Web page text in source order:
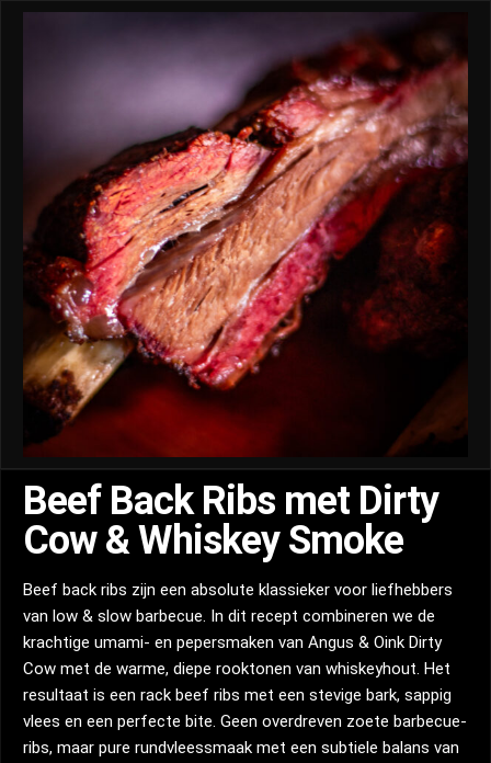
Beef Back Ribs met Dirty
Cow & Whiskey Smoke
Beef back ribs zijn een absolute klassieker voor liefhebbers
van low & slow barbecue. In dit recept combineren we de
krachtige umami- en pepersmaken van Angus & Oink Dirty
Cow met de warme, diepe rooktonen van whiskeyhout. Het
resultaat is een rack beef ribs met een stevige bark, sappig
vlees en een perfecte bite. Geen overdreven zoete barbecue-
ribs, maar pure rundvleessmaak met een subtiele balans van